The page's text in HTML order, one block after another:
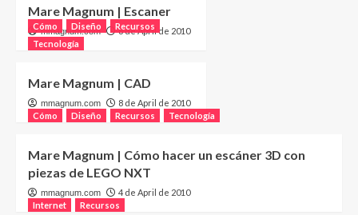
Mare Magnum | Escaner
mmagnum.com 8 de April de 2010
Cómo Diseño
Recursos
Tecnología
Mare Magnum | CAD
mmagnum.com
8 de April de 2010
Cómo
Diseño Recursos Tecnología
Mare Magnum | Cómo hacer un escáner 3D con
piezas de LEGO NXT
mmagnum.com
4 de April de 2010
Internet
Recursos